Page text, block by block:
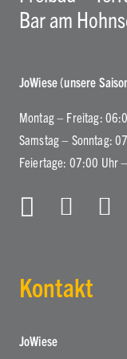
Bar am
JoWiese (unsere
Montag – Freitag:
Samstag – Sonntag:
Feiertage: 07:00 Uhr
Kontakt
JoWiese